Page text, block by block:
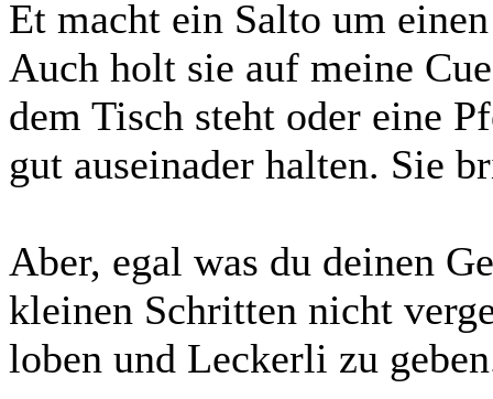
Et macht ein Salto um
Auch holt sie auf meine
dem Tisch steht oder eine
gut auseinader halten. Sie
Aber, egal was du deinen
kleinen Schritten nicht
loben und Leckerli zu